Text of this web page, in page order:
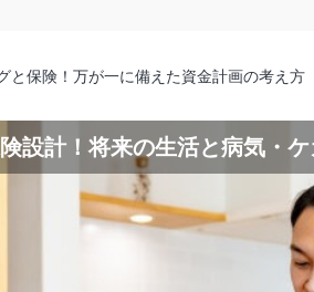
と保険！万が一に備えた資金計画の考え方
設計！将来の生活と病気・